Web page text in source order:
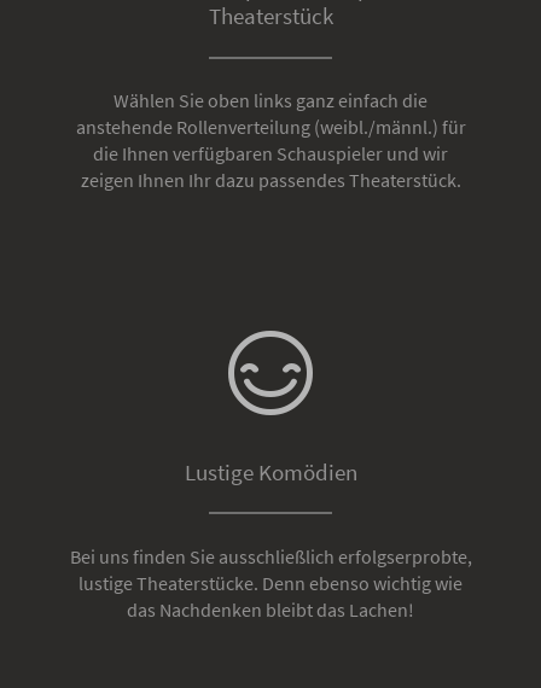
Theaterstück
Wählen Sie oben links ganz einfach die
anstehende Rollenverteilung (weibl./männl.) für
die Ihnen verfügbaren Schauspieler und wir
zeigen Ihnen Ihr dazu passendes Theaterstück.
Lustige Komödien
Bei uns finden Sie ausschließlich erfolgserprobte,
lustige Theaterstücke. Denn ebenso wichtig wie
das Nachdenken bleibt das Lachen!